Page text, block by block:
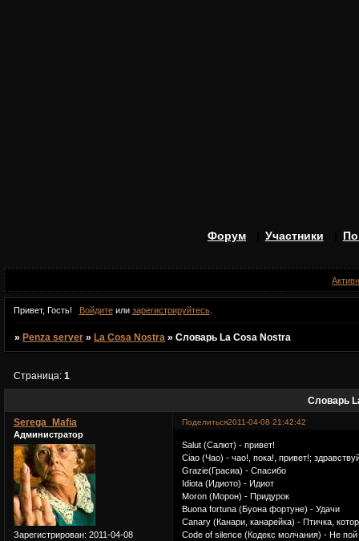
Форум Участники
Привет, Гость! Войдитеили зарегистрируйтесь.
» Penza server » La Cosa Nostra »Словарь La Cosa Nostra
Словарь
Страница:1
Поделиться2011-04-08 21:42:42
Serega_Mafia
Администратор
Зарегистрирован: 2011-04-08
Salut (Салют) - привет!
Ciao (Чао) - чао!, пока!, привет!;
Grazie(Грасиа) - Спасибо
Idiota (Идиото) - Идиот
Moron (Морон) - Придурок
Buona fortuna (Буона фортуне) - Удачи
Canary (Канари, канарейка) - Птичка,
Code of silence (Кодекс молчания) - Не пой